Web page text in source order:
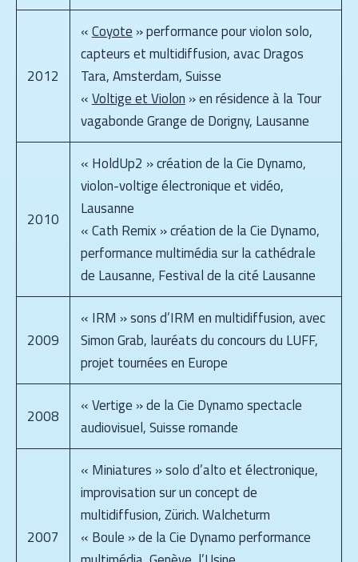
2012
«Coyote » performance pour violon solo,
capteurs et multidiffusion, avac Dragos
Tara, Amsterdam, Suisse
«Voltige et Violon » en résidence à la Tour
vagabonde Grange de Dorigny, Lausanne
2010
« HoldUp2 » création de la Cie Dynamo,
violon-voltige électronique et vidéo,
Lausanne
« Cath Remix » création de la Cie Dynamo,
performance multimédia sur la cathédrale
de Lausanne, Festival de la cité Lausanne
2009
« IRM » sons d’IRM en multidiffusion, avec
Simon Grab, lauréats du concours du LUFF,
projet tournées en Europe
2008
« Vertige » de la Cie Dynamo spectacle
audiovisuel, Suisse romande
2007
« Miniatures » solo d’alto et électronique,
improvisation sur un concept de
multidiffusion, Zürich. Walcheturm
« Boule » de la Cie Dynamo performance